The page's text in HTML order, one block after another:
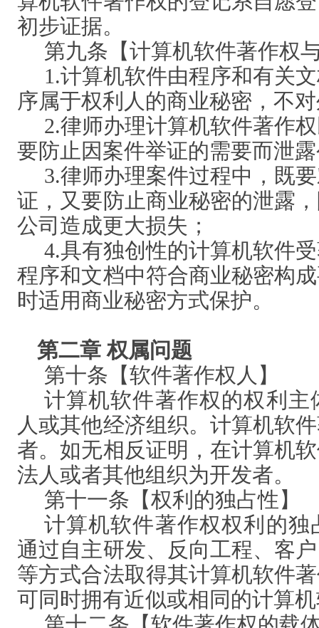
初步证据。
第九条【计算机软件著作权
1.计算机软件由程序和有关
序属于权利人的商业秘密，不
2.律师办理计算机软件著作
要防止因案件举证的需要而泄
3.律师办理案件过程中，既
证，又要防止商业秘密的泄露
公司造成更大损失；
4.具有独创性的计算机软件
程序和文档中符合商业秘密构
时适用商业秘密方式保护。
第二章 权属问题
第十条【软件著作权人】
计算机软件著作权的权利
人或其他经济组织。计算机软
者。如无相反证明，在计算机
法人或者其他组织为开发者。
第十一条【权利的独占性】
计算机软件著作权权利的
通过自主研发、反向工程、客
等方式合法取得其计算机软件
可同时拥有近似或相同的计算